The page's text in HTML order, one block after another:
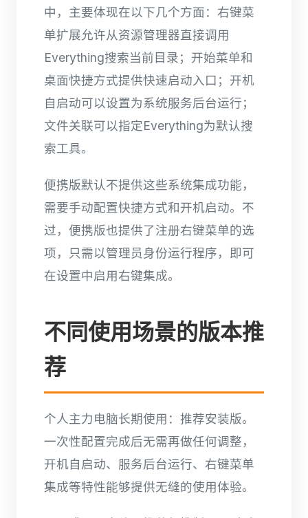
中，主要体现在以下几个方面：右键菜
单扩展允许从资源管理器直接调用
Everything搜索当前目录；开始菜单和
桌面快捷方式提供快速启动入口；开机
自启动可以设置为系统服务后台运行；
文件关联可以指定Everything为默认搜
索工具。
便携版默认不提供这些系统集成功能，
需要手动配置快捷方式和开机启动。不
过，便携版也提供了注册右键菜单的选
项，只需以管理员身份运行程序，即可
在设置中启用右键集成。
不同使用场景的版本推
荐
个人主力电脑长期使用：推荐安装版。
一次性配置完成后无需再做任何调整，
开机自启动、服务后台运行、右键菜单
集成等特性能够提供无缝的使用体验。